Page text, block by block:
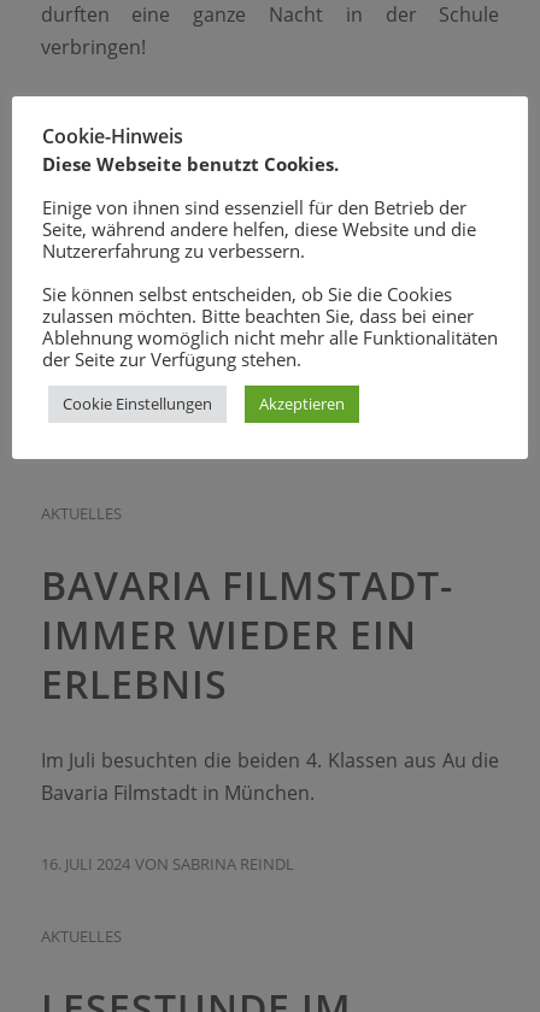
durften eine ganze Nacht in der Schule
verbringen!
HAUSTIERTAGE
Im Rahmen des Heimat- und Sachunterrichtes
durften die Kinder ihre Haustiere mitbringen.
AKTUELLES
BAVARIA FILMSTADT-
IMMER WIEDER EIN
ERLEBNIS
Im Juli besuchten die beiden 4. Klassen aus Au die
Bavaria Filmstadt in München.
16. JULI 2024 VON SABRINA REINDL
AKTUELLES
Cookie-Hinweis
Diese Webseite benutzt Cookies.
Einige von ihnen sind essenziell für den Betrieb der
Seite, während andere helfen, diese Website und die
Nutzererfahrung zu verbessern.
Sie können selbst entscheiden, ob Sie die Cookies
zulassen möchten. Bitte beachten Sie, dass bei einer
Ablehnung womöglich nicht mehr alle Funktionalitäten
der Seite zur Verfügung stehen.
Cookie Einstellungen Akzeptieren